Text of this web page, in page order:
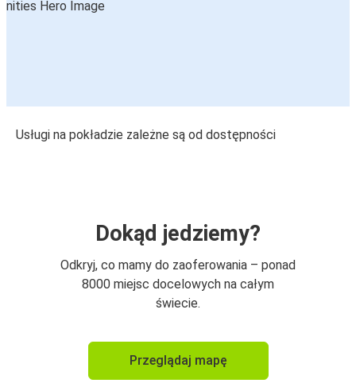
Usługi na pokładzie zależne są od dostępności
Dokąd jedziemy?
Odkryj, co mamy do zaoferowania – ponad
8000 miejsc docelowych na całym
świecie.
Przeglądaj mapę